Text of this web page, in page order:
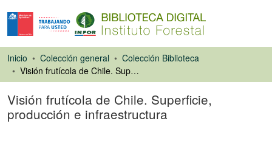
Inicio Colección general
Colección Biblioteca
Visión frutícola de Chile. Superficie, producción e infraestructura
Visión frutícola de Chile. Superficie,
producción e infraestructura